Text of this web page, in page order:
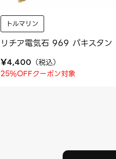
トルマリン
リチア電気石 969 パキスタン
¥4,400 （税込）
25%OFFクーポン対象